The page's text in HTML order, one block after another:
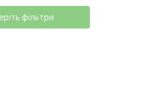
фільтри